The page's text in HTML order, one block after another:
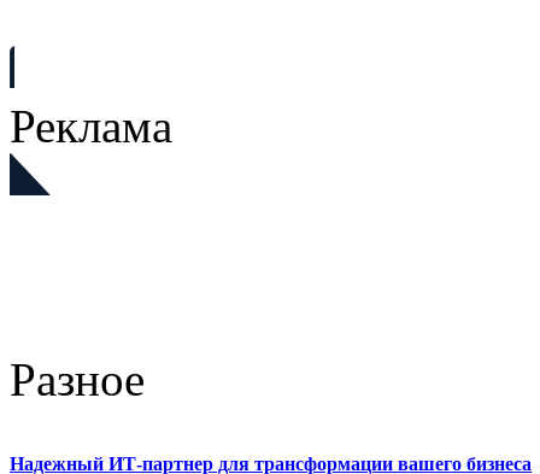
Реклама
Разное
Надежный ИТ-партнер для трансформации вашего бизнеса